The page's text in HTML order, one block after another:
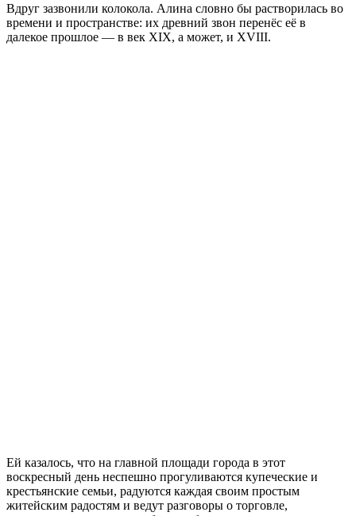
Вдруг зазвонили колокола. Алина словно бы растворилась во
времени и пространстве: их древний звон перенёс её в
далекое прошлое — в век XIX, а может, и XVIII.
Ей казалось, что на главной площади города в этот
воскресный день неспешно прогуливаются купеческие и
крестьянские семьи, радуются каждая своим простым
житейским радостям и ведут разговоры о торговле,